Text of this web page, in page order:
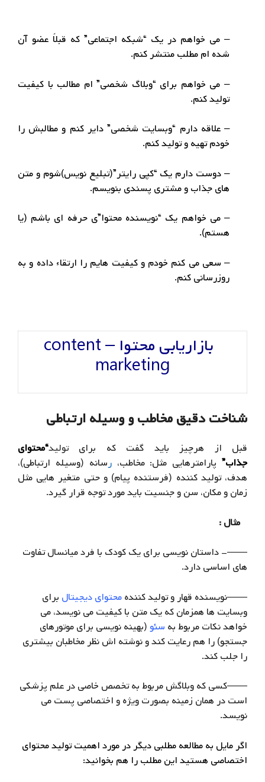
– می خواهم در یک “شبکه اجتماعی” که قبلاً عضو آن
شده ام مطلب منتشر کنم.
– می خواهم برای “وبلاگ شخصی” ام مطالب با کیفیت
تولید کنم.
– علاقه دارم “وبسایت شخصی” دایر کنم و مطالبش را
خودم تهیه و تولید کنم.
– دوست دارم یک “کپی رایتر”(تبلیع نویس)شوم و متن
های جذاب و مشتری پسندی بنویسم.
– می خواهم یک “نویسنده محتوا”ی حرفه ای باشم (یا
هستم).
– سعی می کنم خودم و کیفیت هایم را ارتقاء داده و به
روزرسانی کنم.
بازاریابی محتوا – content
marketing
شناخت دقیق مخاطب و وسیله ارتباطی
قبل از هرچیز باید گفت که برایتولید“محتوای
جذاب”پارامترهایی مثل: مخاطب،رسانه (وسیله ارتباطی)،
هدف، تولید کننده (فرستنده پیام) و حتی متغیر هایی مثل
زمان و مکان، سن و جنسیت باید مورد توجه قرار گیرد.
مثال :
——- داستان نویسی برای یک کودک با فرد میانسال تفاوت
های اساسی دارد.
——نویسنده قهار و تولید کنندهمحتوای دیجیتال برای
وبسایت ها همزمان که یک متن با کیفیت می نویسد، می
خواهد نکات مربوط به سئو(بهینه نویسی برای موتورهای
جستجو) را هم رعایت کند و نوشته اش نظر مخاطبان بیشتری
را جلب کند.
——کسی که وبلاگش مربوط به تخصص خاصی در علم پزشکی
است در همان زمینه بصورت ویژه و اختصاصی پست می
نویسد.
اگر مایل به مطالعه مطلبی دیگر در مورد اهمیت تولید محتوای
اختصاصی هستید این مطلب را هم بخوانید: